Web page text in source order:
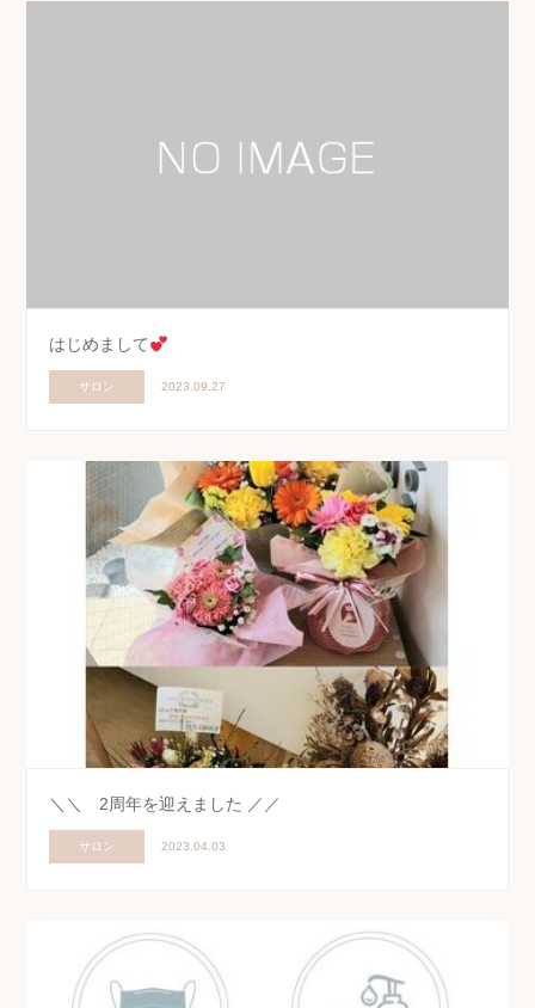
はじめまして
サロン 2023.09.27
＼＼ 2周年を迎えました ／／
サロン 2023.04.03